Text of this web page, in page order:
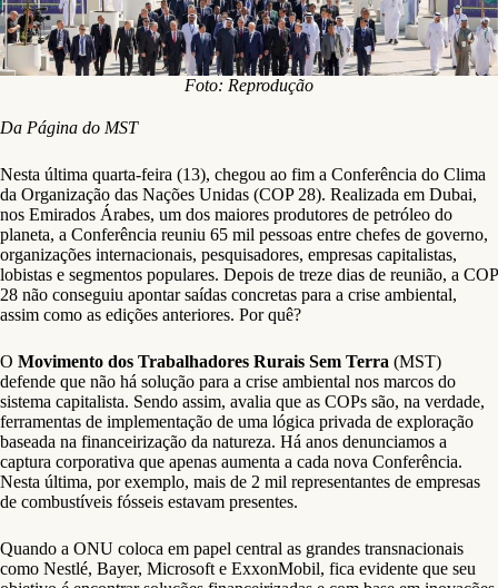
Foto: Reprodução
Da Página do MST
Nesta última quarta-feira (13), chegou ao fim a Conferência do Clima
da Organização das Nações Unidas (COP 28). Realizada em Dubai,
nos Emirados Árabes, um dos maiores produtores de petróleo do
planeta, a Conferência reuniu 65 mil pessoas entre chefes de governo,
organizações internacionais, pesquisadores, empresas capitalistas,
lobistas e segmentos populares. Depois de treze dias de reunião, a COP
28 não conseguiu apontar saídas concretas para a crise ambiental,
assim como as edições anteriores. Por quê?
O Movimento dos Trabalhadores Rurais Sem Terra (MST)
defende que não há solução para a crise ambiental nos marcos do
sistema capitalista. Sendo assim, avalia que as COPs são, na verdade,
ferramentas de implementação de uma lógica privada de exploração
baseada na financeirização da natureza. Há anos denunciamos a
captura corporativa que apenas aumenta a cada nova Conferência.
Nesta última, por exemplo, mais de 2 mil representantes de empresas
de combustíveis fósseis estavam presentes.
Quando a ONU coloca em papel central as grandes transnacionais
como Nestlé, Bayer, Microsoft e ExxonMobil, fica evidente que seu